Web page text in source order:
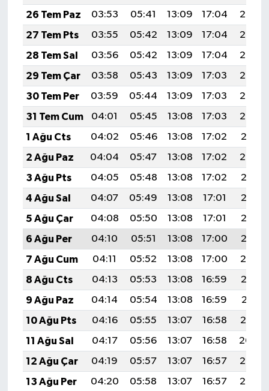
26 Tem Paz
03:53 05:41 13:09 17:04
20:27
27 Tem Pts
03:55 05:42 13:09 17:04
20:26
28 Tem Sal
03:56 05:42 13:09 17:04
20:25
29 Tem Çar
03:58 05:43 13:09 17:03
20:24
30 Tem Per
03:59 05:44 13:09 17:03
20:23
31 Tem Cum
04:01 05:45 13:08 17:03
20:22
1 Ağu Cts
04:02 05:46 13:08 17:02
20:21
2 Ağu Paz
04:04 05:47 13:08 17:02
20:20
3 Ağu Pts
04:05 05:48 13:08 17:02
20:18
4 Ağu Sal
04:07 05:49 13:08 17:01
20:17
5 Ağu Çar
04:08 05:50 13:08 17:01
20:16
6 Ağu Per
04:10 05:51 13:08 17:00
20:15
7 Ağu Cum
04:11 05:52 13:08 17:00
20:14
8 Ağu Cts
04:13 05:53 13:08 16:59
20:13
9 Ağu Paz
04:14 05:54 13:08 16:59
20:11
10 Ağu Pts
04:16 05:55 13:07 16:58
20:10
11 Ağu Sal
04:17 05:56 13:07 16:58
20:09
12 Ağu Çar
04:19 05:57 13:07 16:57
20:07
13 Ağu Per
04:20 05:58 13:07 16:57
20:06
KİM KİMDİR
ÇEK GÖNDER
KİTAP
HEDEF2020
OTOMOBİL
MİZAH
TARİH
Genel
Politika
YEREL
BÖLGEDEN
BİLİM TEKNOLOJİ
ASAYİŞ